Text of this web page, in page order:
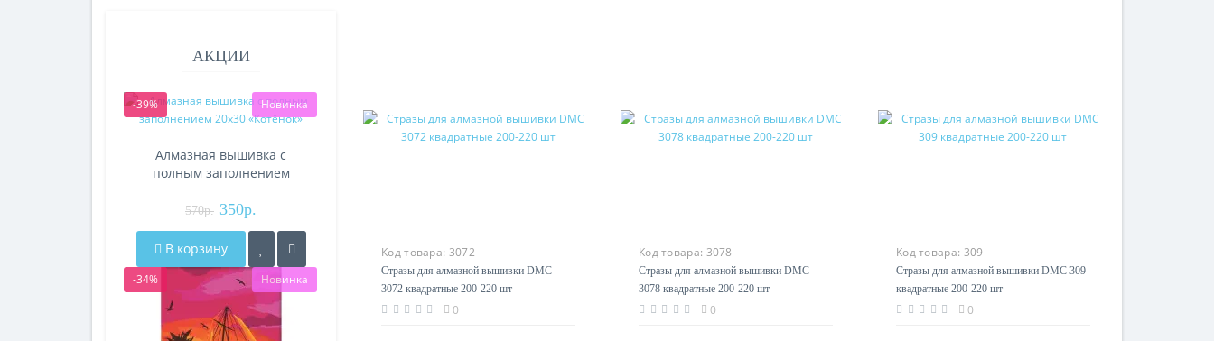
АКЦИИ
-39% Новинка
Алмазная вышивка с
полным заполнением
570р. 350р.
В корзину
-34% Новинка
Код товара: 3072
Стразы для алмазной вышивки DMC
3072 квадратные 200-220 шт
0
Код товара: 3078
Стразы для алмазной вышивки DMC
3078 квадратные 200-220 шт
0
Код товара: 309
Стразы для алмазной вышивки DMC 309
квадратные 200-220 шт
0